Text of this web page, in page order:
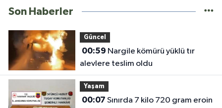
Son Haberler
Güncel
00:59
alevlere teslim oldu
Yaşam
00:07